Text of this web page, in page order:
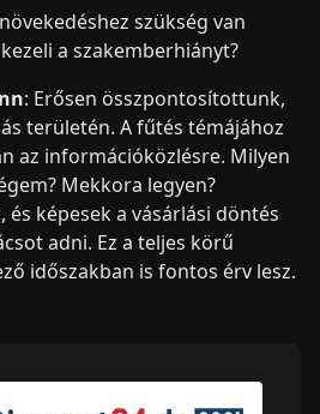
szükség van
a szakemberhiányt?
: Erősen összpontosítottunk,
területén. A fűtés témájához
az információközlésre. Milyen
Mekkora legyen?
képesek a vásárlási döntés
adni. Ez a teljes körű
időszakban is fontos érv lesz.